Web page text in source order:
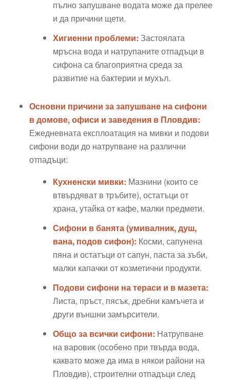
пълно запушване водата може да прелее
и да причини щети.
Хигиенни проблеми: Застоялата
мръсна вода и натрупаните отпадъци в
сифона са благоприятна среда за
развитие на бактерии и мухъл.
Основни причини за запушване на сифони
в домове, офиси и заведения в Пловдив:
Ежедневната експлоатация на мивки и подови
сифони води до натрупване на различни
отпадъци:
Кухненски мивки: Мазнини (които се
втвърдяват в тръбите), остатъци от
храна, утайка от кафе, малки предмети.
Сифони в банята (умивалник, душ,
вана, подов сифон): Косми, сапунена
пяна и остатъци от сапун, паста за зъби,
малки капачки от козметични продукти.
Подови сифони на тераси и в мазета:
Листа, пръст, пясък, дребни камъчета и
други външни замърсители.
Общо за всички сифони: Натрупване
на варовик (особено при твърда вода,
каквато може да има в някои райони на
Пловдив), строителни отпадъци след